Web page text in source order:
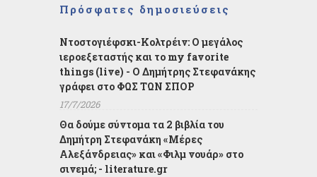
Πρόσφατες δημοσιεύσεις
Ντοστογιέφσκι-Κολτρέιν: Ο μεγάλος
ιεροεξεταστής και το my favorite
things (live) - Ο Δημήτρης Στεφανάκης
γράφει στο ΦΩΣ ΤΩΝ ΣΠΟΡ
17/7/2026
Θα δούμε σύντομα τα 2 βιβλία του
Δημήτρη Στεφανάκη «Μέρες
Αλεξάνδρειας» και «Φιλμ νουάρ» στο
σινεμά; - literature.gr